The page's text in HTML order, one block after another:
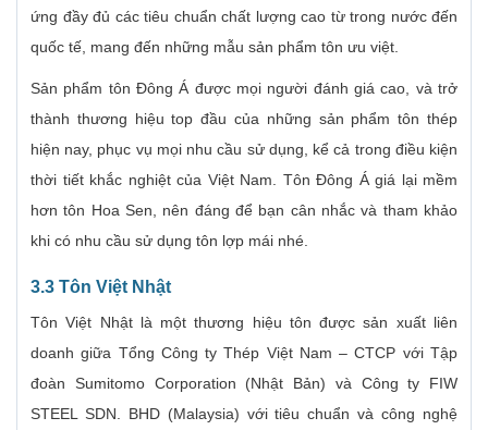
ứng đầy đủ các tiêu chuẩn chất lượng cao từ trong nước đến
quốc tế, mang đến những mẫu sản phẩm tôn ưu việt.
Sản phẩm tôn Đông Á được mọi người đánh giá cao, và trở
thành thương hiệu top đầu của những sản phẩm tôn thép
hiện nay, phục vụ mọi nhu cầu sử dụng, kể cả trong điều kiện
thời tiết khắc nghiệt của Việt Nam. Tôn Đông Á giá lại mềm
hơn tôn Hoa Sen, nên đáng để bạn cân nhắc và tham khảo
khi có nhu cầu sử dụng tôn lợp mái nhé.
3.3 Tôn Việt Nhật
Tôn Việt Nhật là một thương hiệu tôn được sản xuất liên
doanh giữa Tổng Công ty Thép Việt Nam – CTCP với Tập
đoàn Sumitomo Corporation (Nhật Bản) và Công ty FIW
STEEL SDN. BHD (Malaysia) với tiêu chuẩn và công nghệ